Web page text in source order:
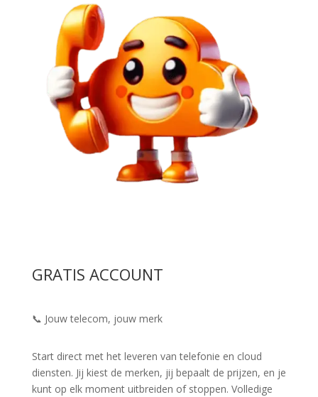
GRATIS ACCOUNT
📞 Jouw telecom, jouw merk
Start direct met het leveren van telefonie en cloud
diensten. Jij kiest de merken, jij bepaalt de prijzen, en je
kunt op elk moment uitbreiden of stoppen. Volledige